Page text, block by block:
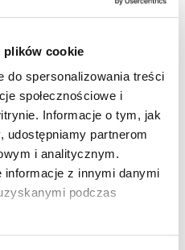
plików cookie
do spersonalizowania treści
społecznościowe i
Informacje o tym, jak
partnerom
i analitycznym.
informacje z innymi danymi
podczas
indygo z lekkiej
nogawki, które
stylizacji lekkości.
wygodne
po bokach zwiększają
z koszulą z tej
sprawdzą się z
lub z lekką bluzką i